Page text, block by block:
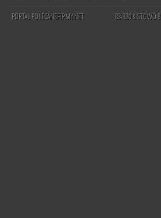
PORTAL POLECANEFIRMY.NET 83-320 KISTOWO 8